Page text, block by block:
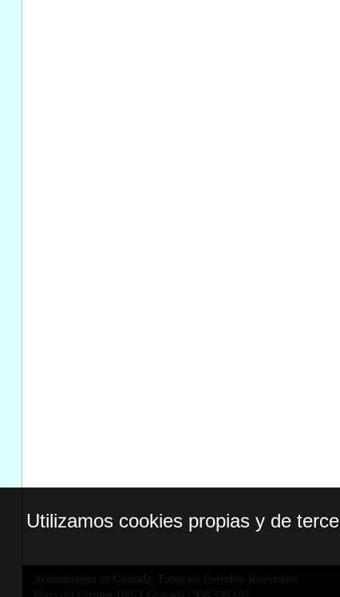
Ayuntamiento de Granada. Todos los Derechos Reservados.
Utilizamos cookies propias y de